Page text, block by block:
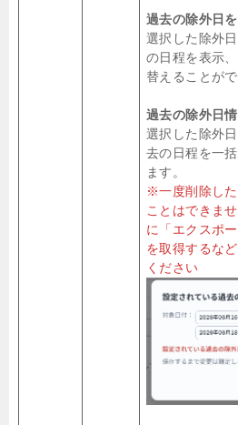
過去の除外日
選択した除外
の日程を表示
替えることがで
過去の除外日
選択した除外
去の日程を一
ます。
※一度削除し
ことはできま
に「エクスポ
を取得するな
ください